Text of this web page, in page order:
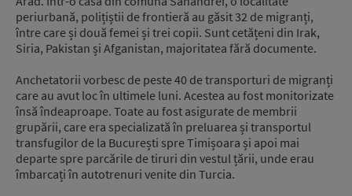
periurbană, polițiștii de frontieră au găsit 32 de migranți,
între care și două femei și trei copii. Sunt cetățeni din Irak,
Siria, Pakistan și Afganistan, majoritatea fără documente.
Anchetatorii vorbesc de peste 40 de transporturi de migranți
care au avut loc în ultimele luni. Acestea au fost monitorizate
însă îndeaproape. Toate au fost asigurate de membrii
grupării, care era specializată în preluarea și transportul
transfugilor de la București spre Timișoara și apoi mai
departe spre parcările de tiruri din vestul țării, unde erau
îmbarcați în autotrenuri venite din Turcia.